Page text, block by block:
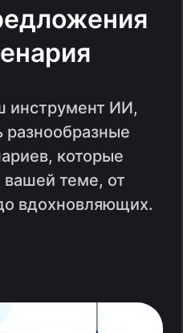
инструмент ИИ,
разнообразные
которые
вашей теме, от
вдохновляющих.